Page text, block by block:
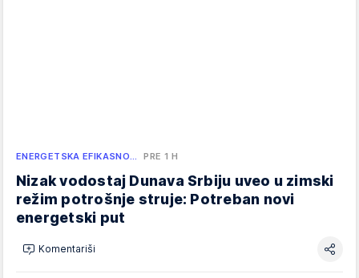
ENERGETSKA EFIKASNO… PRE 1 H
Nizak vodostaj Dunava Srbiju uveo u zimski
režim potrošnje struje: Potreban novi
energetski put
Komentariši